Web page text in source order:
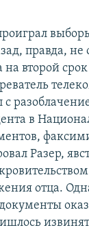
правда, не
на второй
с
в
Разер,
отца.